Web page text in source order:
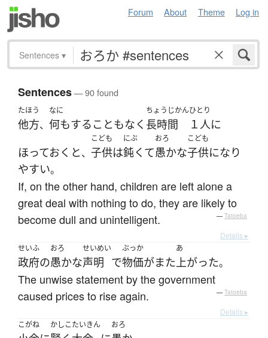
Forum About Theme Log in
Sentences ▾
Sentences— 90 found
たほう
他方、
なに
何もする こともなく
ちょうじかん
長時間
ひとり
１人に
ほっておく と、
こども
子供は
にぶ
鈍くて
おろ
愚かな
こども
子供になり
やすい。
If, on the other hand, children are left alone a
great deal with nothing to do, they are likely to
become dull and unintelligent.
— Tatoeba
Details ▸
せいふ
政府の
おろ
愚かな
せいめい
声明 で
ぶっか
物価がまた
あ
上がった。
The unwise statement by the government
caused prices to rise again.
— Tatoeba
Details ▸
こがね
かしこたいきん おろ